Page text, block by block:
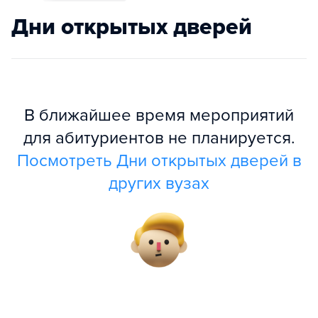
Дни открытых дверей
В ближайшее время мероприятий
для абитуриентов не планируется.
Посмотреть Дни открытых дверей в
других вузах